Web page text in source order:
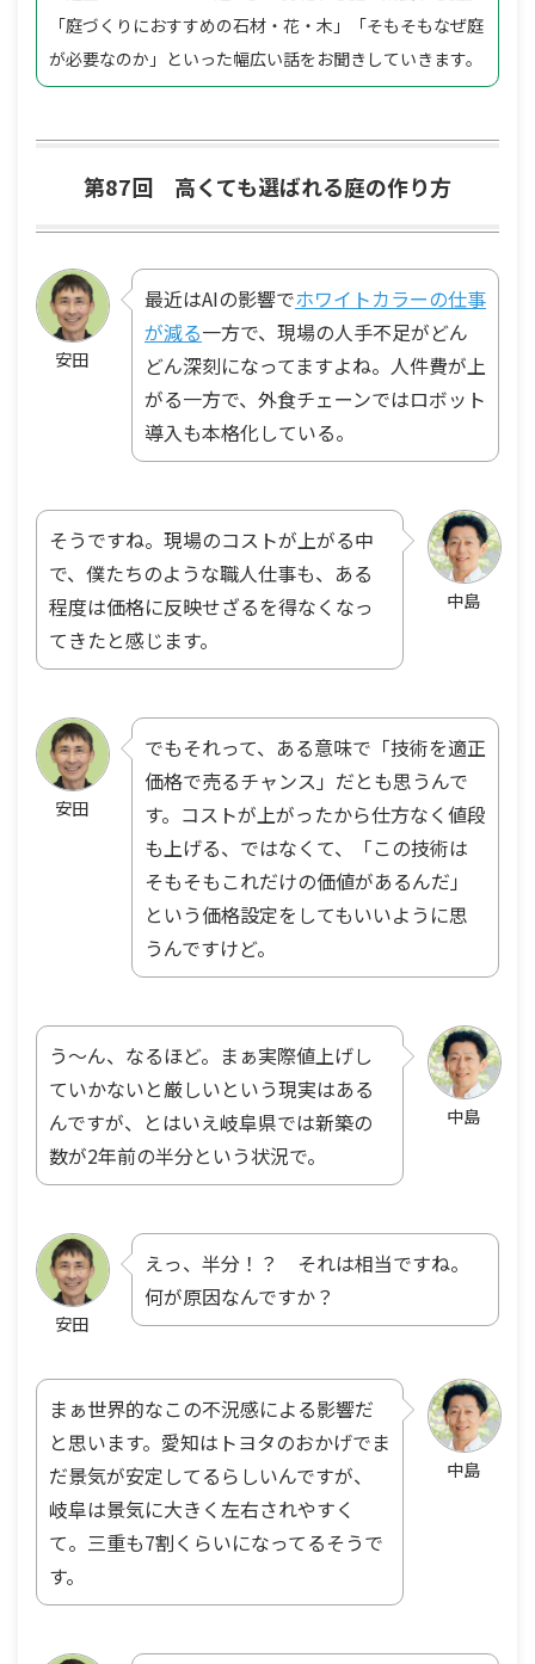
「庭づくりにおすすめの石材・花・木」「そもそもなぜ庭
が必要なのか」といった幅広い話をお聞きしていきます。
第87回 高くても選ばれる庭の作り方
安田
最近はAIの影響でホワイトカラーの仕事
が減る一方で、現場の人手不足がどん
どん深刻になってますよね。人件費が上
がる一方で、外食チェーンではロボット
導入も本格化している。
中島
そうですね。現場のコストが上がる中
で、僕たちのような職人仕事も、ある
程度は価格に反映せざるを得なくなっ
てきたと感じます。
安田
でもそれって、ある意味で「技術を適正
価格で売るチャンス」だとも思うんで
す。コストが上がったから仕方なく値段
も上げる、ではなくて、「この技術は
そもそもこれだけの価値があるんだ」
という価格設定をしてもいいように思
うんですけど。
中島
う〜ん、なるほど。まぁ実際値上げし
ていかないと厳しいという現実はある
んですが、とはいえ岐阜県では新築の
数が2年前の半分という状況で。
安田
えっ、半分！？ それは相当ですね。
何が原因なんですか？
中島
まぁ世界的なこの不況感による影響だ
と思います。愛知はトヨタのおかげでま
だ景気が安定してるらしいんですが、
岐阜は景気に大きく左右されやすく
て。三重も7割くらいになってるそうで
す。